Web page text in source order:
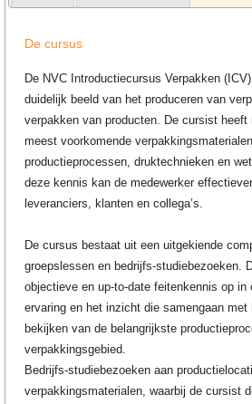
De cursus
De NVC Introductiecursus Verpakken
duidelijk beeld van het produceren van
verpakken van producten. De cursist
meest voorkomende
productieprocessen, druktechnieken en
deze kennis kan de medewerker
leveranciers, klanten en collega’s.
De cursus bestaat uit een uitgekiende
groepslessen en bedrijfs-studiebezoeken.
objectieve en up-to-date feitenkennis op in
ervaring en het inzicht die samengaan met
bekijken van de belangrijkste
verpakkingsgebied.
Bedrijfs-studiebezoeken aan
verpakkingsmaterialen, waarbij de cursist